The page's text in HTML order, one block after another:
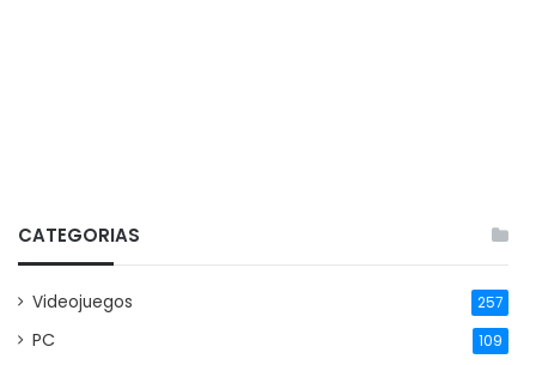
CATEGORIAS
Videojuegos 257
PC 109